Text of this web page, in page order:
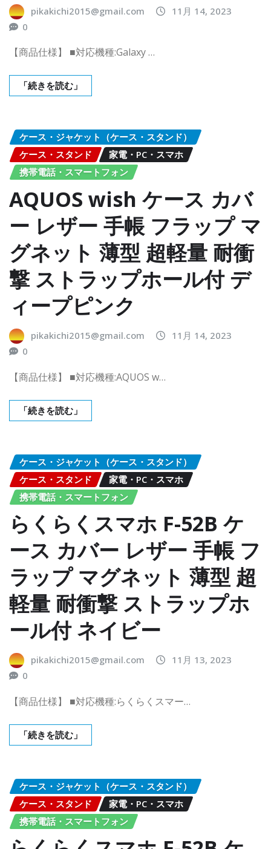
pikakichi2015@gmail.com
11月 14, 2023
0
【商品仕様】 ■対応機種:Galaxy …
「続きを読む」
ケース・ジャケット（ケース・スタンド）
ケース・スタンド
家電・PC・スマホ
携帯電話・スマートフォン
AQUOS wish ケース カバ
ー レザー 手帳 フラップ マ
グネット 薄型 超軽量 耐衝
撃 ストラップホール付 デ
ィープピンク
pikakichi2015@gmail.com
11月 14, 2023
0
【商品仕様】 ■対応機種:AQUOS w…
「続きを読む」
ケース・ジャケット（ケース・スタンド）
ケース・スタンド
家電・PC・スマホ
携帯電話・スマートフォン
らくらくスマホ F-52B ケ
ース カバー レザー 手帳 フ
ラップ マグネット 薄型 超
軽量 耐衝撃 ストラップホ
ール付 ネイビー
pikakichi2015@gmail.com
11月 13, 2023
0
【商品仕様】 ■対応機種:らくらくスマー…
「続きを読む」
ケース・ジャケット（ケース・スタンド）
ケース・スタンド
家電・PC・スマホ
携帯電話・スマートフォン